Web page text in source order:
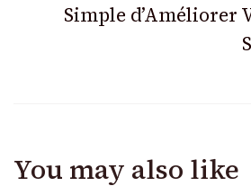
Simple d’Améliorer
You may also like